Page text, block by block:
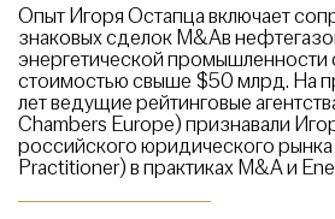
Опыт Игоря Остапца включает
знаковых сделок M&Aв
энергетической промышленности
стоимостью свыше $50 млрд. На
лет ведущие рейтинговые
Chambers Europe) признавали
российского юридического рынка
Practitioner) в практиках M&A и